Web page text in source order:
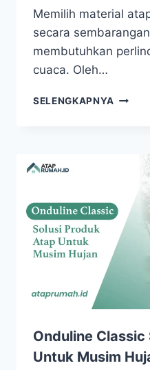
Memilih material
secara
membutuhkan
cuaca. Oleh…
SELENGKAPNYA
Onduline
Untuk Musim